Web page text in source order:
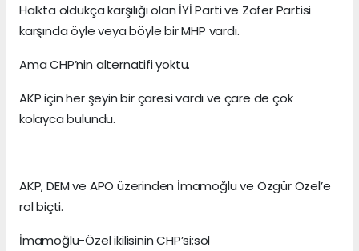
Halkta oldukça karşılığı olan İYİ Parti ve Zafer Partisi
karşında öyle veya böyle bir MHP vardı.
Ama CHP’nin alternatifi yoktu.
AKP için her şeyin bir çaresi vardı ve çare de çok
kolayca bulundu.
AKP, DEM ve APO üzerinden İmamoğlu ve Özgür Özel’e
rol biçti.
İmamoğlu-Özel ikilisinin CHP’si;sol